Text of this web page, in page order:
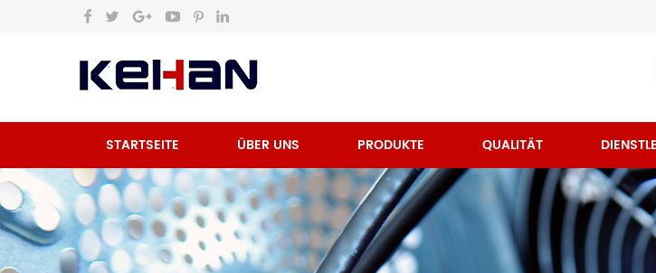
STARTSEITE ÜBER UNS PRODUKTE QUALITÄT